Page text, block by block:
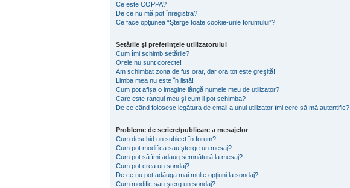
Ce este COPPA?
De ce nu mă pot înregistra?
Ce face opţiunea “Şterge toate cookie-urile forumului”?
Setările şi preferinţele utilizatorului
Cum îmi schimb setările?
Orele nu sunt corecte!
Am schimbat zona de fus orar, dar ora tot este greşită!
Limba mea nu este în listă!
Cum pot afişa o imagine lângă numele meu de utilizator?
Care este rangul meu şi cum il pot schimba?
De ce când folosesc legătura de email a unui utilizator îmi cere să mă autentific?
Probleme de scriere/publicare a mesajelor
Cum deschid un subiect în forum?
Cum pot modifica sau şterge un mesaj?
Cum pot să îmi adaug semnătură la mesaj?
Cum pot crea un sondaj?
De ce nu pot adăuga mai multe opţiuni la sondaj?
Cum modific sau şterg un sondaj?